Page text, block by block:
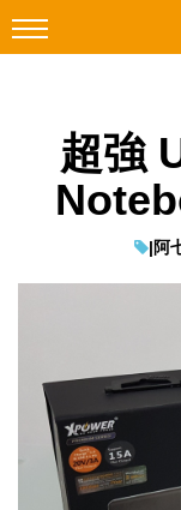
Facebook
科技焦點
遊戲動漫
EduTech
IT Times
生成式AI與雲端應用
超強
|阿